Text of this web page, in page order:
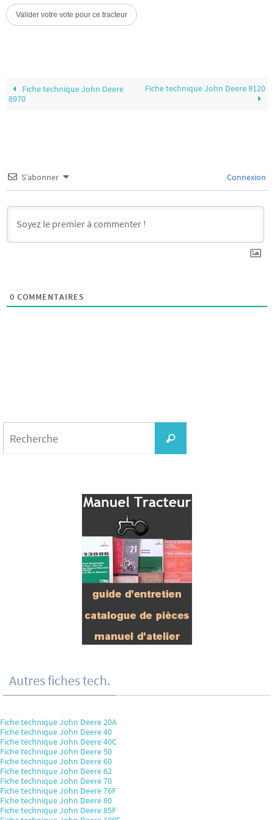
Fiche technique John Deere
8970
Fiche technique John Deere 9120
S’abonner Connexion
0 COMMENTAIRES
Recherche
Autres fiches tech.
Fiche technique John Deere 20A
Fiche technique John Deere 40
Fiche technique John Deere 40C
Fiche technique John Deere 50
Fiche technique John Deere 60
Fiche technique John Deere 62
Fiche technique John Deere 70
Fiche technique John Deere 76F
Fiche technique John Deere 80
Fiche technique John Deere 85F